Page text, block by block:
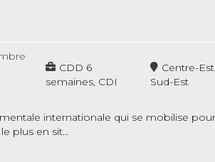
CDD 6
semaines, CDI
Centre-Est,
Sud-Est
internationale qui se mobilise
plus en sit…